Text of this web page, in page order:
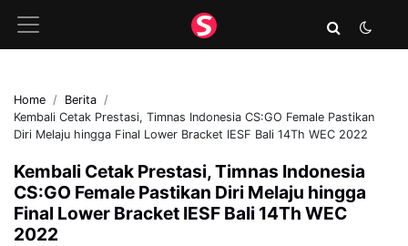
Home
Berita
Kembali Cetak Prestasi, Timnas Indonesia CS:GO Female Pastikan
Diri Melaju hingga Final Lower Bracket IESF Bali 14Th WEC 2022
Kembali Cetak Prestasi, Timnas Indonesia
CS:GO Female Pastikan Diri Melaju hingga
Final Lower Bracket IESF Bali 14Th WEC
2022